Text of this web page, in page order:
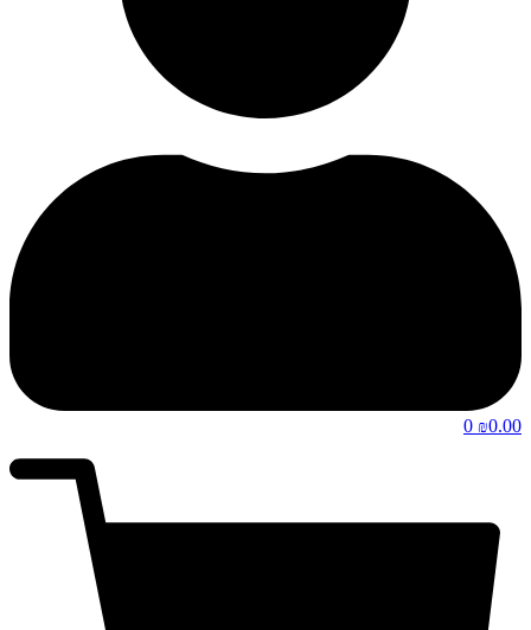
₪0.00
0